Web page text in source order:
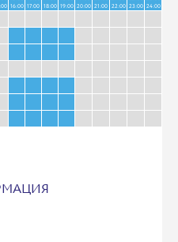
16:00 17:00 18:00 19:00 20:00 21:00 22:00 23:00 24:00